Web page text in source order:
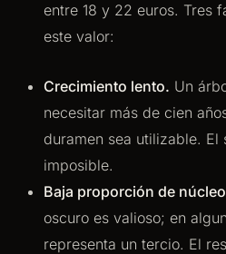
entre 18 y 22 euros. Tres
este valor:
Crecimiento lento. Un
necesitar más de cien
duramen sea utilizable. El
imposible.
Baja proporción de
oscuro es valioso; en
representa un tercio. El